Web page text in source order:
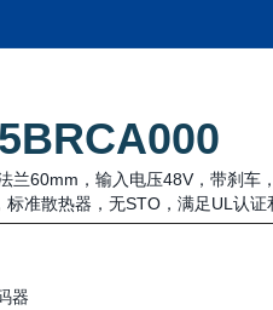
兰60mm，输入电压48V，带刹
准散热器，无STO，满足UL认证
器